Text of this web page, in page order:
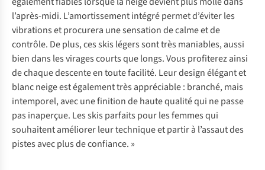
l’après-midi. L’amortissement intégré permet d’éviter les
vibrations et procurera une sensation de calme et de
contrôle. De plus, ces skis légers sont très maniables, aussi
bien dans les virages courts que longs. Vous profiterez ainsi
de chaque descente en toute facilité. Leur design élégant et
blanc neige est également très appréciable : branché, mais
intemporel, avec une finition de haute qualité qui ne passe
pas inaperçue. Les skis parfaits pour les femmes qui
souhaitent améliorer leur technique et partir à l’assaut des
pistes avec plus de confiance. »